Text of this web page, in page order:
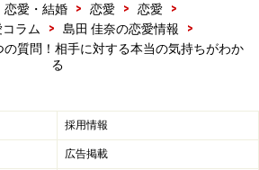
いかけてみてください。
ら答えが浮き彫りになるはず。
する」「健康であれば別に太っても
今後の付き合いへの影響はないと捉
恋愛・結婚 > 恋愛 > 恋愛
>
ラム
> 島田 佳奈の恋愛情報
>
質問！相手に対する本当の気持ちがわか
る
採用情報
広告掲載